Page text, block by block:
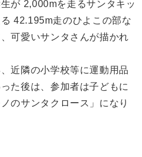
が 2,000mを走るサンタキッ
42.195m走のひよこの部な
可愛いサンタさんが描かれ
近隣の小学校等に運動用品
た後は、参加者は子どもに
のサンタクロース」になり